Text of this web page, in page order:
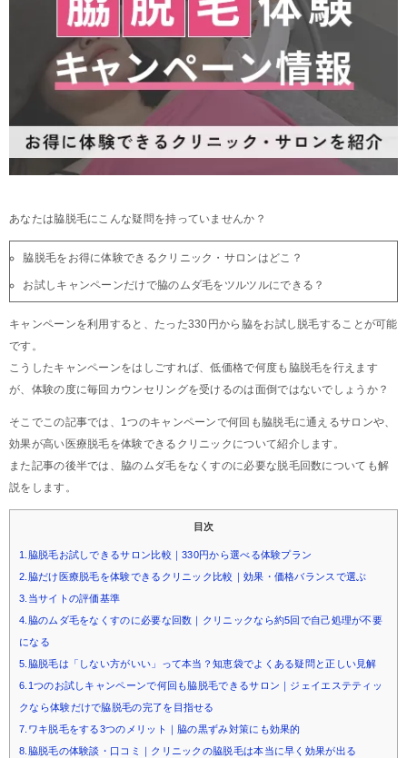
あなたは脇脱毛にこんな疑問を持っていませんか？
脇脱毛をお得に体験できるクリニック・サロンはどこ？
お試しキャンペーンだけで脇のムダ毛をツルツルにできる？
キャンペーンを利用すると、たった330円から脇をお試し脱毛することが可能
です。
こうしたキャンペーンをはしごすれば、低価格で何度も脇脱毛を行えます
が、体験の度に毎回カウンセリングを受けるのは面倒ではないでしょうか？
そこでこの記事では、1つのキャンペーンで何回も脇脱毛に通えるサロンや、
効果が高い医療脱毛を体験できるクリニックについて紹介します。
また記事の後半では、脇のムダ毛をなくすのに必要な脱毛回数についても解
説をします。
目次
1.脇脱毛お試しできるサロン比較｜330円から選べる体験プラン
2.脇だけ医療脱毛を体験できるクリニック比較｜効果・価格バランスで選ぶ
3.当サイトの評価基準
4.脇のムダ毛をなくすのに必要な回数｜クリニックなら約5回で自己処理が不要
になる
5.脇脱毛は「しない方がいい」って本当？知恵袋でよくある疑問と正しい見解
6.1つのお試しキャンペーンで何回も脇脱毛できるサロン｜ジェイエステティッ
クなら体験だけで脇脱毛の完了を目指せる
7.ワキ脱毛をする3つのメリット｜脇の黒ずみ対策にも効果的
8.脇脱毛の体験談・口コミ｜クリニックの脇脱毛は本当に早く効果が出る